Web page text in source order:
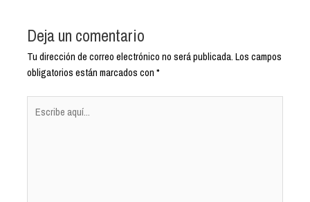
Deja un comentario
Tu dirección de correo electrónico no será publicada. Los campos
obligatorios están marcados con*